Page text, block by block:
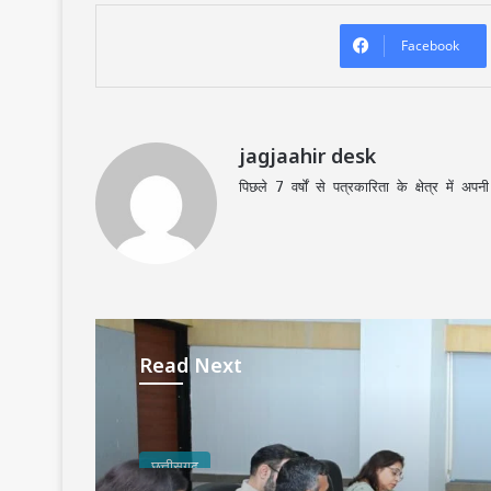
Facebook
jagjaahir desk
पिछले 7 वर्षों से पत्रकारिता के क्षेत्र में
Read Next
छत्तीसगढ़